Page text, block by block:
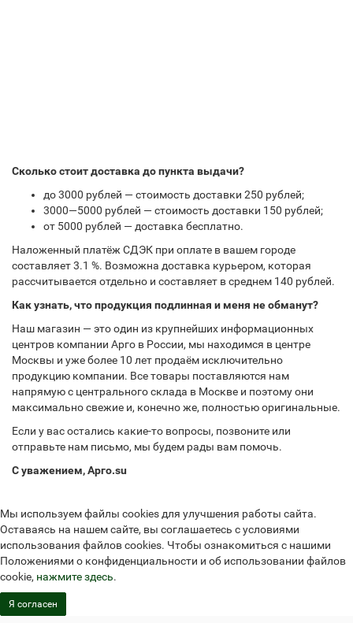
Сколько стоит доставка до пункта выдачи?
до 3000 рублей — стоимость доставки 250 рублей;
3000—5000 рублей — стоимость доставки 150 рублей;
от 5000 рублей — доставка бесплатно.
Наложенный платёж СДЭК при оплате в вашем городе
составляет 3.1 %. Возможна доставка курьером, которая
рассчитывается отдельно и составляет в среднем 140 рублей.
Как узнать, что продукция подлинная и меня не обманут?
Наш магазин — это один из крупнейших информационных
центров компании Арго в России, мы находимся в центре
Москвы и уже более 10 лет продаём исключительно
продукцию компании. Все товары поставляются нам
напрямую с центрального склада в Москве и поэтому они
максимально свежие и, конечно же, полностью оригинальные.
Если у вас остались какие-то вопросы, позвоните или
отправьте нам письмо, мы будем рады вам помочь.
С уважением, Арго.su
Мы используем файлы cookies для улучшения работы сайта.
Оставаясь на нашем сайте, вы соглашаетесь с условиями
использования файлов cookies. Чтобы ознакомиться с нашими
Положениями о конфиденциальности и об использовании файлов
cookie, нажмите здесь.
Я согласен